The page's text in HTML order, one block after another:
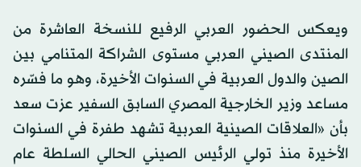
ويعكس الحضور العربي الرفيع للنسخة العاشرة من
المنتدى الصيني العربي مستوى الشراكة المتنامي بين
الصين والدول العربية في السنوات الأخيرة، وهو ما فسّره
مساعد وزير الخارجية المصري السابق السفير عزت سعد
بأن «العلاقات الصينية العربية تشهد طفرة في السنوات
الأخيرة منذ تولي الرئيس الصيني الحالي السلطة عام